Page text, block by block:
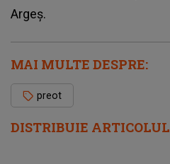
DISTRIBUIE ARTICOLUL
Argeș.
MAI MULTE DESPRE:
preot